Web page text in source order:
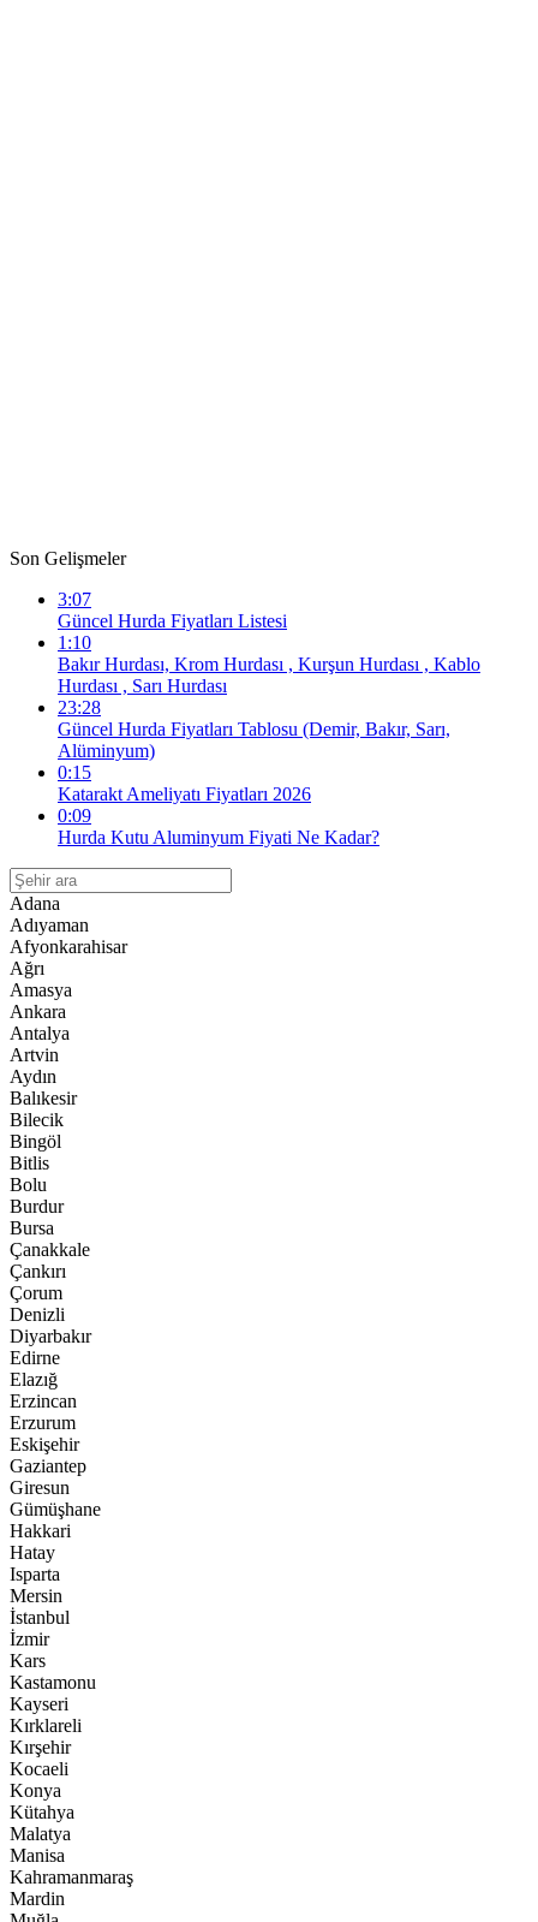
Son Gelişmeler
3:07
Güncel Hurda Fiyatları Listesi
1:10
Bakır Hurdası, Krom Hurdası , Kurşun Hurdası , Kablo
Hurdası , Sarı Hurdası
23:28
Güncel Hurda Fiyatları Tablosu (Demir, Bakır, Sarı,
Alüminyum)
0:15
Katarakt Ameliyatı Fiyatları 2026
0:09
Hurda Kutu Aluminyum Fiyati Ne Kadar?
Adana
Adıyaman
Afyonkarahisar
Ağrı
Amasya
Ankara
Antalya
Artvin
Aydın
Balıkesir
Bilecik
Bingöl
Bitlis
Bolu
Burdur
Bursa
Çanakkale
Çankırı
Çorum
Denizli
Diyarbakır
Edirne
Elazığ
Erzincan
Erzurum
Eskişehir
Gaziantep
Giresun
Gümüşhane
Hakkari
Hatay
Isparta
Mersin
İstanbul
İzmir
Kars
Kastamonu
Kayseri
Kırklareli
Kırşehir
Kocaeli
Konya
Kütahya
Malatya
Manisa
Kahramanmaraş
Mardin